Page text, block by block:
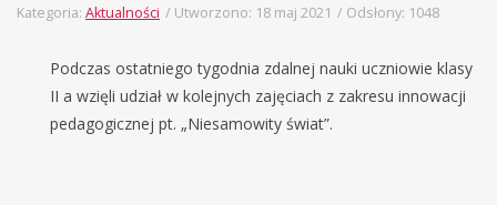
Kategoria: Aktualności Utworzono: 18 maj 2021 Odsłony: 1048
Podczas ostatniego tygodnia zdalnej nauki uczniowie klasy
II a wzięli udział w kolejnych zajęciach z zakresu innowacji
pedagogicznej pt. „Niesamowity świat”.